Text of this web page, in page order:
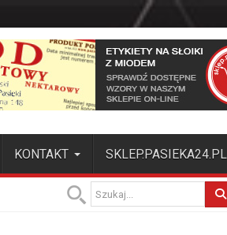
KONTAKT SKLEP.PASIEKA24.PL